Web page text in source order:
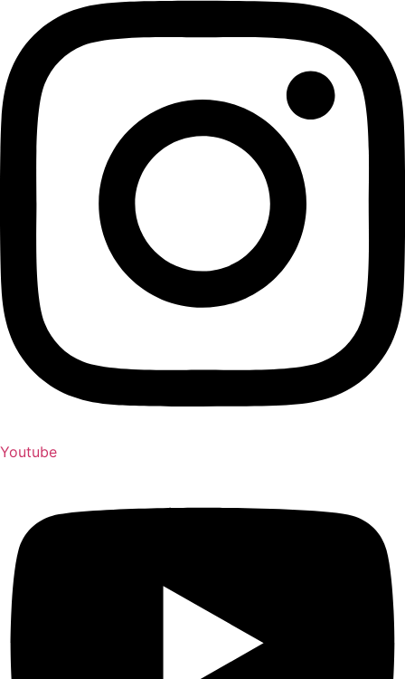
Youtube